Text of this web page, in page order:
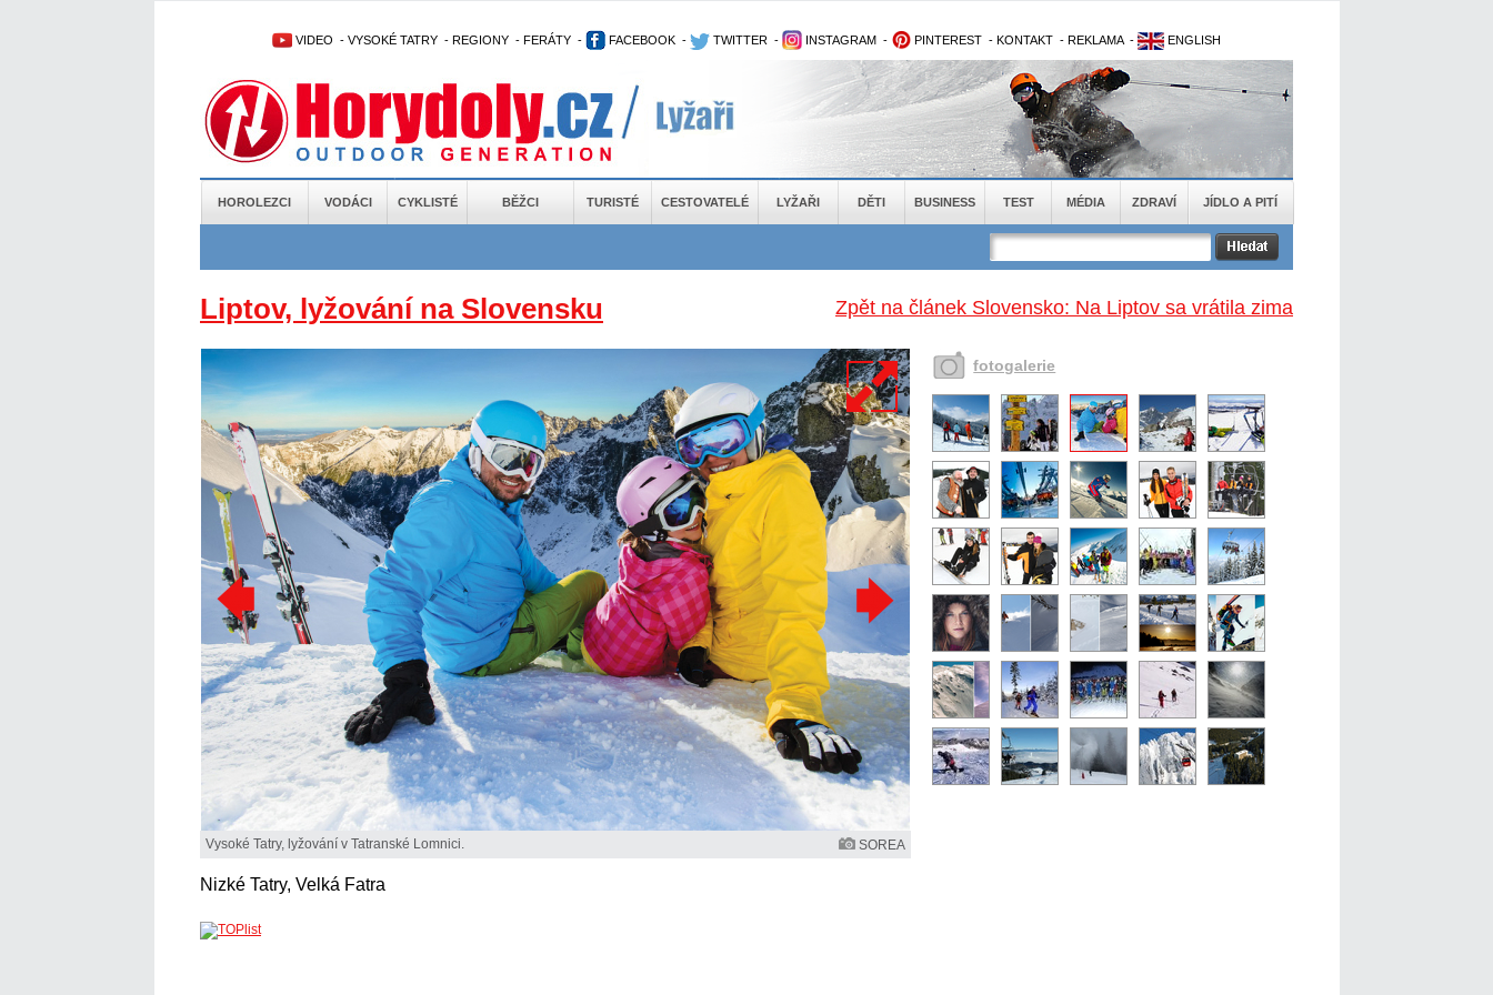
VIDEO - VYSOKÉ TATRY - REGIONY - FERÁTY - FACEBOOK - TWITTER - INSTAGRAM - PINTEREST - KONTAKT - REKLAMA - ENGLISH
HOROLEZCI VODÁCI CYKLISTÉ BĚŽCI TURISTÉ CESTOVATELÉ LYŽAŘI DĚTI BUSINESS TEST MÉDIA ZDRAVÍ JÍDLO A PITÍ
Zpět na článek Slovensko: Na Liptov sa vrátila zima
Liptov, lyžování na Slovensku
Vysoké Tatry, lyžování v Tatranské Lomnici. SOREA
Nizké Tatry, Velká Fatra
fotogalerie